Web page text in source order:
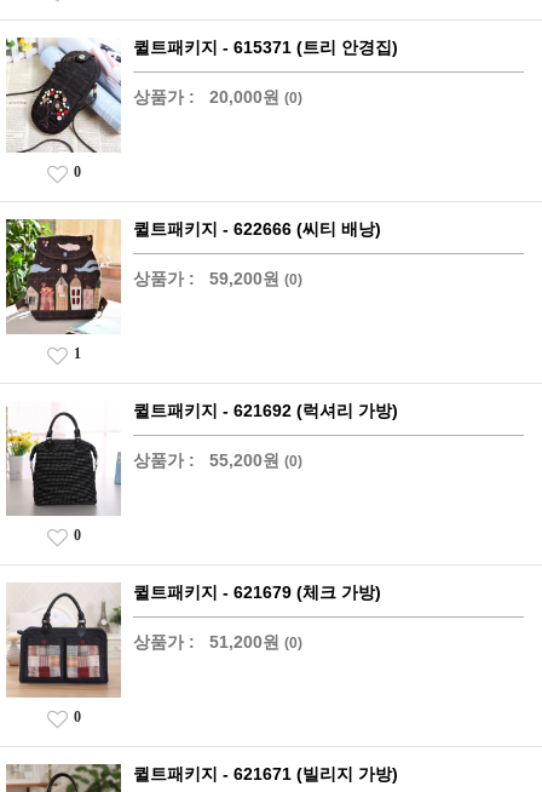
퀼트패키지 - 615371 (트리 안경집)
상품가 : 20,000원 (0)
0
퀼트패키지 - 622666 (씨티 배낭)
상품가 : 59,200원 (0)
1
퀼트패키지 - 621692 (럭셔리 가방)
상품가 : 55,200원 (0)
0
퀼트패키지 - 621679 (체크 가방)
상품가 : 51,200원 (0)
0
퀼트패키지 - 621671 (빌리지 가방)